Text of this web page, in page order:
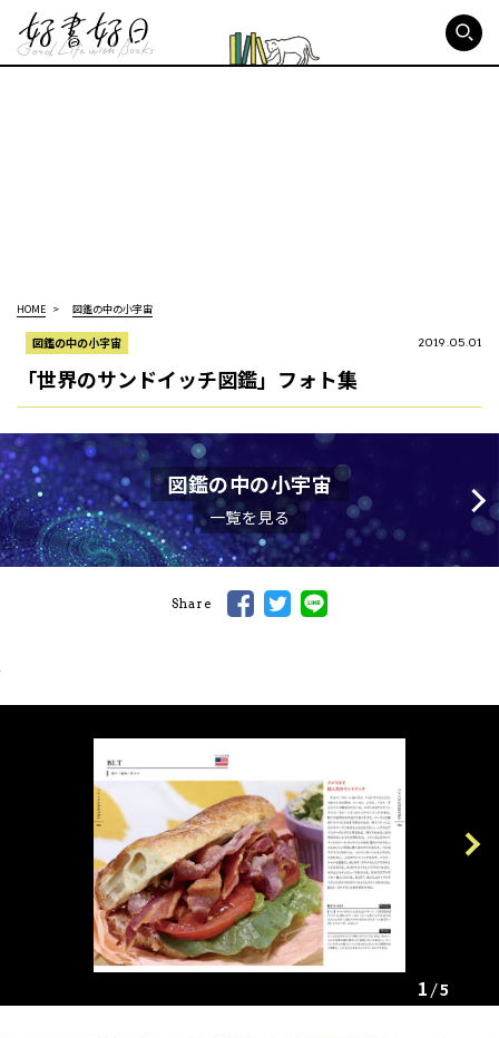
HOME 図鑑の中の小宇宙
図鑑の中の小宇宙 2019.05.01
「世界のサンドイッチ図鑑」フォト集
図鑑の中の小宇宙
一覧を見る
Share
Next
1 5